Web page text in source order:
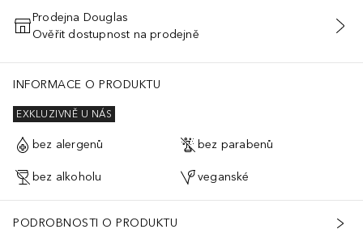
PŘIDAT DO KOŠÍKU
Prodejna Douglas
Ověřit dostupnost na prodejně
INFORMACE O PRODUKTU
EXKLUZIVNĚ U NÁS
bez alergenů bez parabenů
bez alkoholu veganské
PODROBNOSTI O PRODUKTU